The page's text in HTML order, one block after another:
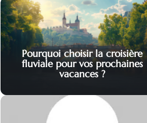
Pourquoi choisir la croisière
fluviale pour vos prochaines
vacances ?